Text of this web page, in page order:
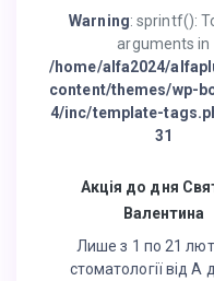
Warning: sprintf():
arguments in
/home/alfa2024/
content/themes/wp-
4/inc/template-
31
Акція до дня
Валентина
Лише з 1 по 21
стоматології від А